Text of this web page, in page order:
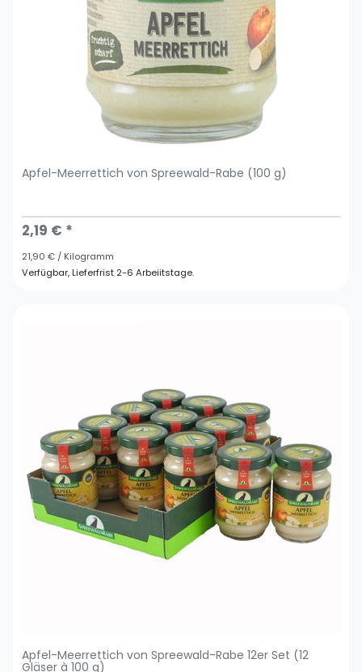
Apfel-Meerrettich von Spreewald-Rabe (100 g)
2,19 € *
21,90 € / Kilogramm
Verfügbar, Lieferfrist 2-6 Arbeiitstage.
Apfel-Meerrettich von Spreewald-Rabe 12er Set (12
Gläser à 100 g)